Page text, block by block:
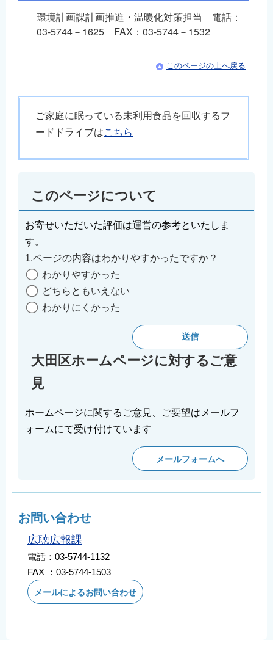
環境計画課計画推進・温暖化対策担当 電話：
03-5744－1625 FAX：03-5744－1532
このページの上へ戻る
ご家庭に眠っている未利用食品を回収するフ
ードドライブはこちら
このページについて
お寄せいただいた評価は運営の参考といたしま
す。
1.ページの内容はわかりやすかったですか？
わかりやすかった
どちらともいえない
わかりにくかった
大田区ホームページに対するご意
見
ホームページに関するご意見、ご要望はメールフ
ォームにて受け付けています
メールフォームへ
お問い合わせ
広聴広報課
電話：03-5744-1132
FAX ：03-5744-1503
メールによるお問い合わせ